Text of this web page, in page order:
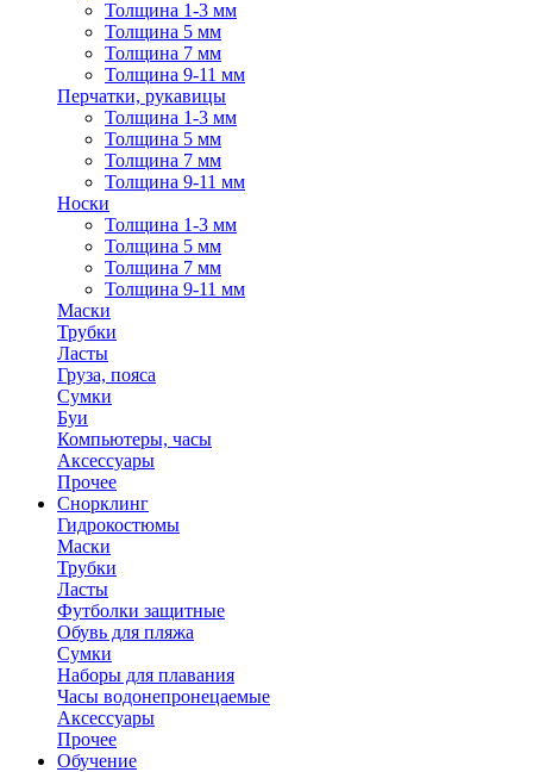
Толщина 1-3 мм
Толщина 5 мм
Толщина 7 мм
Толщина 9-11 мм
Перчатки, рукавицы
Толщина 1-3 мм
Толщина 5 мм
Толщина 7 мм
Толщина 9-11 мм
Носки
Толщина 1-3 мм
Толщина 5 мм
Толщина 7 мм
Толщина 9-11 мм
Маски
Трубки
Ласты
Груза, пояса
Сумки
Буи
Компьютеры, часы
Аксессуары
Прочее
Снорклинг
Гидрокостюмы
Маски
Трубки
Ласты
Футболки защитные
Обувь для пляжа
Сумки
Наборы для плавания
Часы водонепронецаемые
Аксессуары
Прочее
Обучение